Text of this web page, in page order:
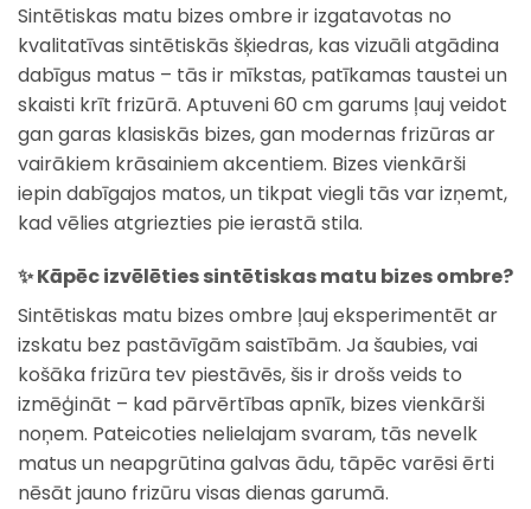
Sintētiskas matu bizes ombre ir izgatavotas no
kvalitatīvas sintētiskās šķiedras, kas vizuāli atgādina
dabīgus matus – tās ir mīkstas, patīkamas taustei un
skaisti krīt frizūrā. Aptuveni 60 cm garums ļauj veidot
gan garas klasiskās bizes, gan modernas frizūras ar
vairākiem krāsainiem akcentiem. Bizes vienkārši
iepin dabīgajos matos, un tikpat viegli tās var izņemt,
kad vēlies atgriezties pie ierastā stila.
✨Kāpēc izvēlēties sintētiskas matu bizes ombre?
Sintētiskas matu bizes ombre ļauj eksperimentēt ar
izskatu bez pastāvīgām saistībām. Ja šaubies, vai
košāka frizūra tev piestāvēs, šis ir drošs veids to
izmēģināt – kad pārvērtības apnīk, bizes vienkārši
noņem. Pateicoties nelielajam svaram, tās nevelk
matus un neapgrūtina galvas ādu, tāpēc varēsi ērti
nēsāt jauno frizūru visas dienas garumā.